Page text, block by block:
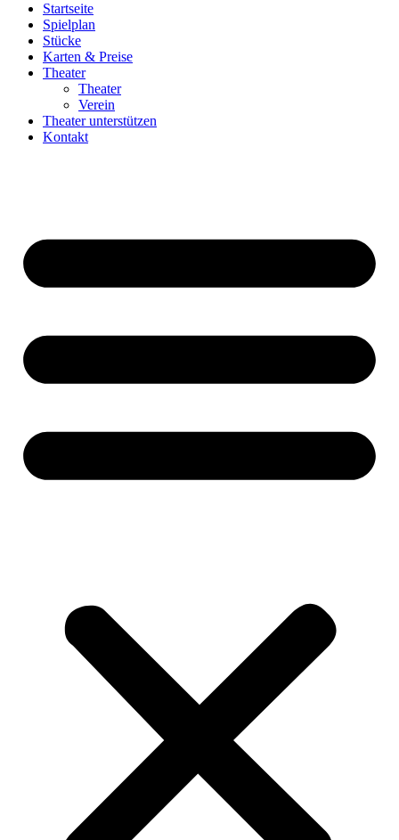
Startseite
Spielplan
Stücke
Karten & Preise
Theater
Theater
Verein
Theater unterstützen
Kontakt